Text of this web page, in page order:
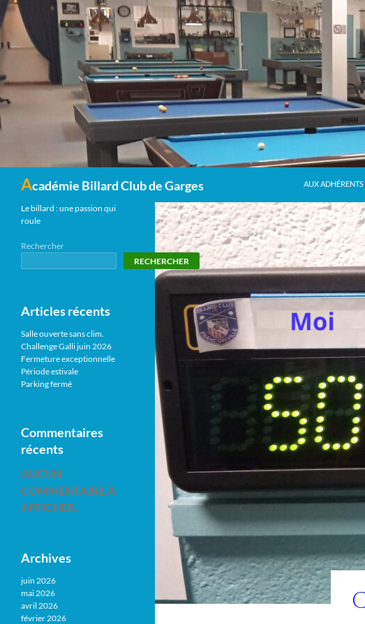
Académie Billard Club de Garges AUX ADHÉRENTS
Le billard : une passion qui
roule
Rechercher
RECHERCHER
Articles récents
Salle ouverte sans clim.
Challenge Galli juin 2026
Fermeture exceptionnelle
Période estivale
Parking fermé
Commentaires
récents
AUCUN
COMMENTAIRE À
AFFICHER.
Archives
juin 2026
mai 2026
avril 2026
février 2026